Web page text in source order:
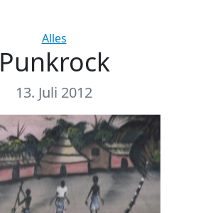
Categories
Alles
Punkrock
13. Juli 2012